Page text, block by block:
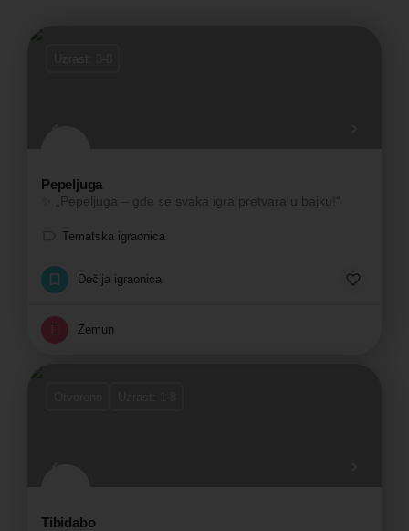
Pepeljuga
✨ „Pepeljuga – gde se svaka igra pretvara u bajku!“
Tematska igraonica
Dečija igraonica
Zemun
Tibidabo